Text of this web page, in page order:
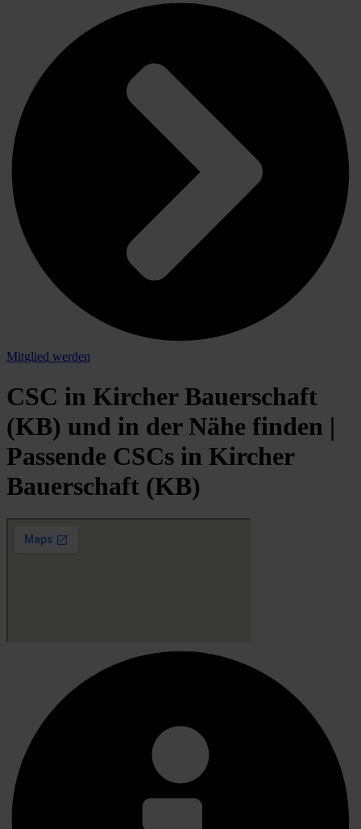
Mitglied werden
CSC in Kircher Bauerschaft
(KB) und in der Nähe finden |
Passende CSCs in Kircher
Bauerschaft (KB)